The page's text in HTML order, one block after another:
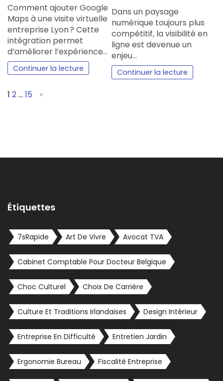
Comment ajouter Google
Maps à une visite virtuelle
entreprise Lyon ? Cette
intégration permet
d’améliorer l’expérience…
Continuer la lecture
Dans un paysage
numérique toujours plus
compétitif, la visibilité en
ligne est devenue un
enjeu…
Continuer la lecture
Page:
1 2… 15 Next
»
Étiquettes
7sRapide Art De Vivre Avocat TVA
Cabinet Comptable Pour Docteur Belgique
Choc Culturel Choix De Carrière
Culture Et Traditions Irlandaises Design Intérieur
Entreprise En Difficulté Entretien Jardin
Ergonomie Bureau Fiscalité Entreprise